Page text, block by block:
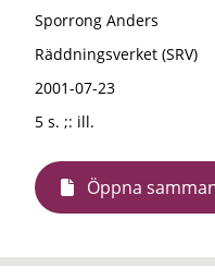
Sporrong Anders
Räddningsverket (SRV)
2001-07-23
5 s. ;: ill.
Öppna